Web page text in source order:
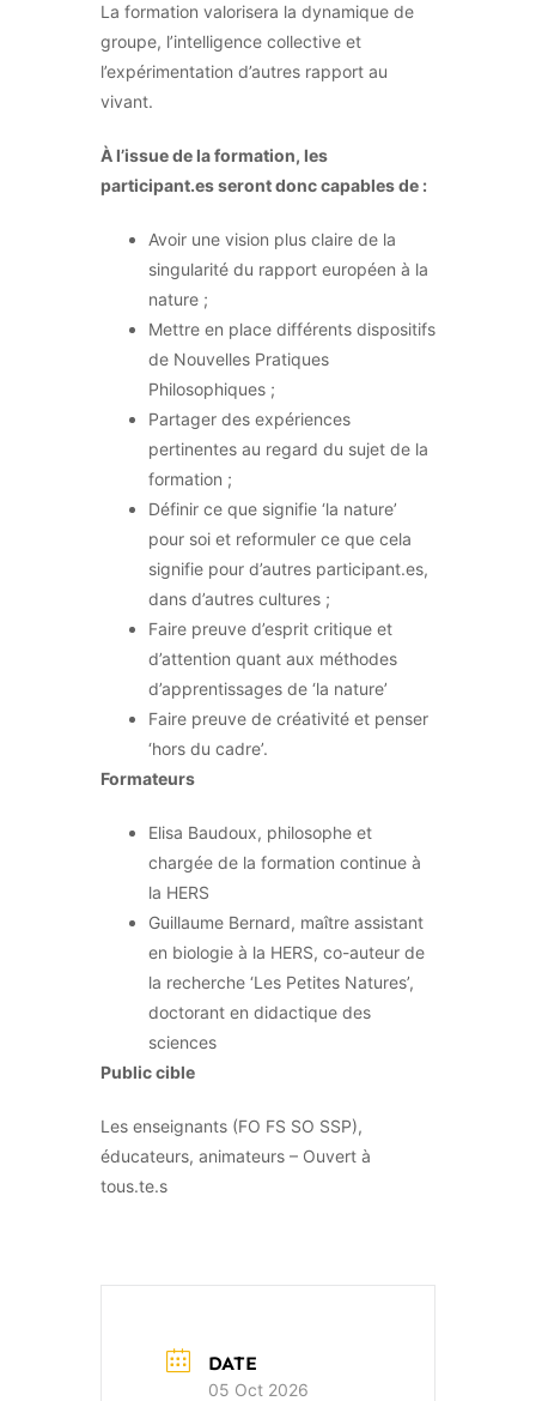
La formation valorisera la dynamique de
groupe, l’intelligence collective et
l’expérimentation d’autres rapport au
vivant.
À l’issue de la formation, les
participant.es seront donc capables de :
Avoir une vision plus claire de la
singularité du rapport européen à la
nature ;
Mettre en place différents dispositifs
de Nouvelles Pratiques
Philosophiques ;
Partager des expériences
pertinentes au regard du sujet de la
formation ;
Définir ce que signifie ‘la nature’
pour soi et reformuler ce que cela
signifie pour d’autres participant.es,
dans d’autres cultures ;
Faire preuve d’esprit critique et
d’attention quant aux méthodes
d’apprentissages de ‘la nature’
Faire preuve de créativité et penser
‘hors du cadre’.
Formateurs
Elisa Baudoux, philosophe et
chargée de la formation continue à
la HERS
Guillaume Bernard, maître assistant
en biologie à la HERS, co-auteur de
la recherche ‘Les Petites Natures’,
doctorant en didactique des
sciences
Public cible
Les enseignants (FO FS SO SSP),
éducateurs, animateurs – Ouvert à
tous.te.s
DATE
05 Oct 2026